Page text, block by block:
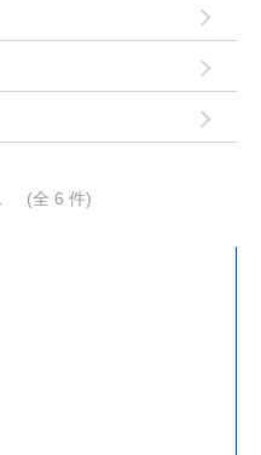
(全 6 件)